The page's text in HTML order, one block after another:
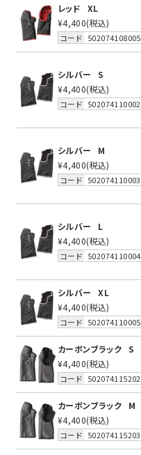
レッド
XL
¥4,400(税込)
コード 502074108005
シルバー
S
¥4,400(税込)
コード 502074110002
シルバー
M
¥4,400(税込)
コード 502074110003
シルバー
L
¥4,400(税込)
コード 502074110004
シルバー
XL
¥4,400(税込)
コード 502074110005
カーボンブラック S
¥4,400(税込)
コード 502074115202
カーボンブラック
M
¥4,400(税込)
コード 502074115203